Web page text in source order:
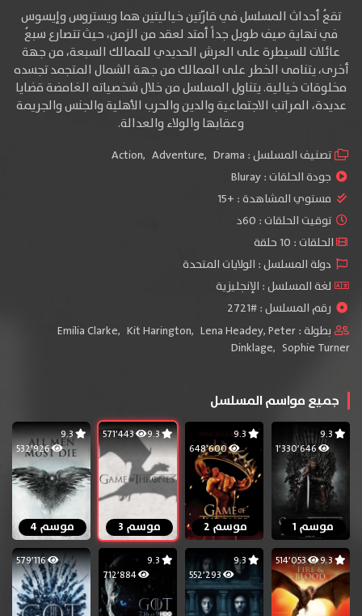
تقعُ أحداث المسلسل في قارّتين خياليتين هما ويستروس وإيسوس
في نهاية صيف طويل جداً أمتد لعقد من الزمن، حيث تتصارع سبعُ
عائلات للسيطرة على العرش الحديدي للممالك السبعة، من جهة
أخرى، يتنامى الخطر على الممالك من جهة الشمال المتجمد تجسده
مخلوقات خيالية. يتناول المسلسل من خلال شخصياته الغامضة قضايا
عديدة، المراتب الاجتماعية والدين والحرب الأهلية والجنس والجريمة
وعقابها والولاء والعدالة.
تصنيف المسلسل : Action, Adventure, Drama
جودة الحلقات :Bluray
مستوي المشاهدة : +15
توقيت الحلقات : 60د
الحلقات : 10 حلقة
دولة المسلسل : الولايات المتحدة
لغة المسلسل : الإنجليزية
رقم المسلسل : #2721
بطولة :
Emilia Clarke, Kit Harington, Lena Headey,Peter
Dinklage, Sophie Turner
جميع مواسم المسلسل
1٬330٬646
موسم 1
648٬600
موسم 2
9.3
موسم 3
9.3
532٬926
موسم 4
9.3 514٬053
552٬293
579٬116